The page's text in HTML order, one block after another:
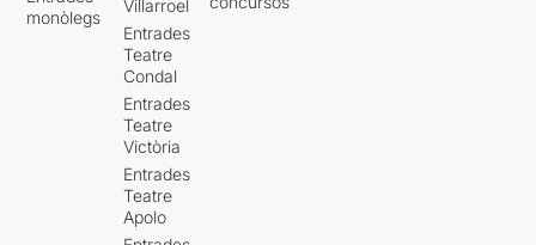
monòlegs
Villarroel
Entrades
Teatre
Condal
Entrades
Teatre
Victòria
Entrades
Teatre
Apolo